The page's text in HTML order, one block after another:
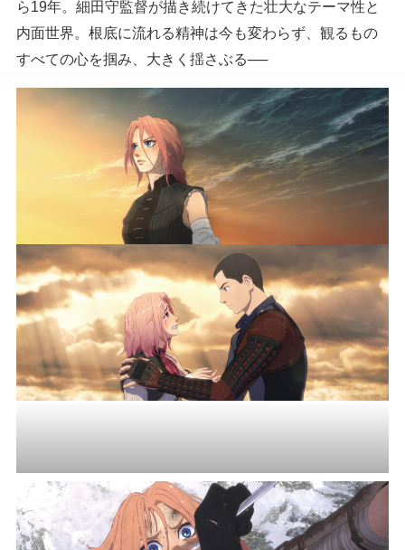
ら19年。細田守監督が描き続けてきた壮大なテーマ性と
内面世界。根底に流れる精神は今も変わらず、観るもの
すべての心を掴み、大きく揺さぶる──